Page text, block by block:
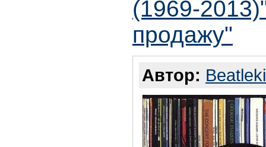
(1969-
продажу"
Автор: